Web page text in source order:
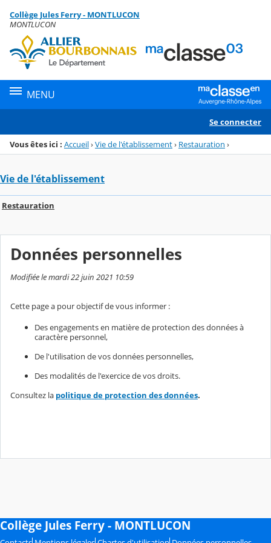
Menu de la rubrique
Contenu
Collège Jules Ferry - MONTLUCON
MONTLUCON
MENU
Se connecter
Vous êtes ici : Accueil›Vie de l'établissement› Restauration ›
Vie de l'établissement
Restauration
Données personnelles
Modifiée le mardi 22 juin 2021 10:59
Cette page a pour objectif de vous informer :
Des engagements en matière de protection des données à
caractère personnel,
De l'utilisation de vos données personnelles,
Des modalités de l'exercice de vos droits.
Consultez la politique de protection des données.
Collège Jules Ferry - MONTLUCON